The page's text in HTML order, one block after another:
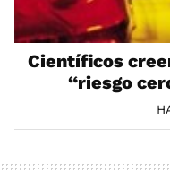
Científicos
“riesgo